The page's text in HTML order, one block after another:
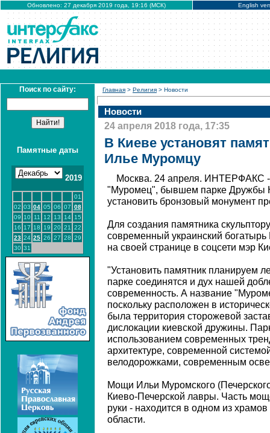
Обновлено: 27 декабря 2019 года, 19:16 (МСК) English
Поиск по сайту:
Памятные даты
2019
01
02 03 04 05 06 07 08
09 10 11 12 13 14 15
16 17 18 19 20 21
22
23 24 25 26 27 28 29
30 31
Главная > Религия > Новости
Новости
24 апреля 2018 года, 17:35
В Киеве установят
Илье Муромцу
Москва. 24 апреля. ИНТЕРФАКС -
"Муромец", бывшем парке Дружбы
установить бронзовый монумент
Для создания памятника
современный украинский
на своей странице в соцсети мэр
"Установить памятник планируем
парке соединятся и дух нашей
современность. А название
поскольку расположен в
была территория сторожевой
дислокации киевской дружины.
использованием современных
архитектуре, современной
велодорожками, современным
Мощи Ильи Муромского
Киево-Печерской лавры. Часть
руки - находится в одном из
области.